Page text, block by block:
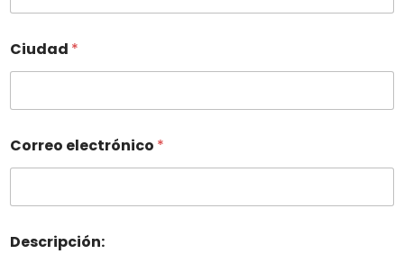
Ciudad *
Correo electrónico *
Descripción: